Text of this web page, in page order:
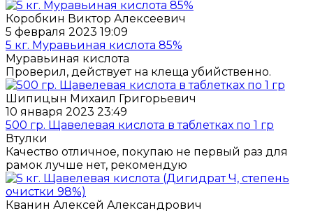
Коробкин Виктор Алексеевич
5 февраля 2023 19:09
5 кг. Муравьиная кислота 85%
Муравьиная кислота
Проверил, действует на клеща убийственно.
Шипицын Михаил Григорьевич
10 января 2023 23:49
500 гр. Щавелевая кислота в таблетках по 1 гр
Втулки
Качество отличное, покупаю не первый раз для
рамок лучше нет, рекомендую
Кванин Алексей Александрович